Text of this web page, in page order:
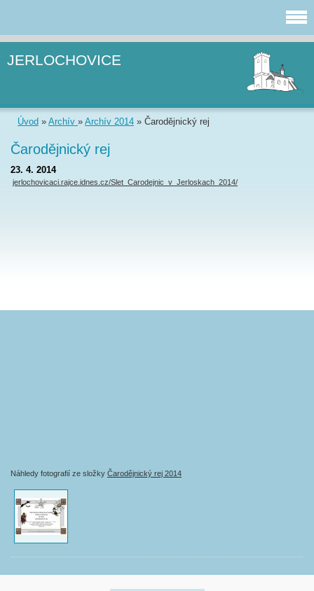
JERLOCHOVICE
Úvod » Archív » Archív 2014 » Čarodějnický rej
Čarodějnický rej
23. 4. 2014
jerlochovicaci.rajce.idnes.cz/Slet_Carodejnic_v_Jerloskach_2014/
Náhledy fotografií ze složky Čarodějnický rej 2014